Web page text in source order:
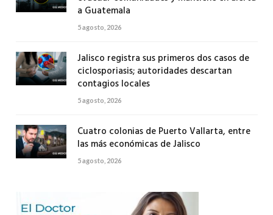
a Guatemala
5 agosto, 2026
Jalisco registra sus primeros dos casos de
ciclosporiasis; autoridades descartan
contagios locales
5 agosto, 2026
Cuatro colonias de Puerto Vallarta, entre
las más económicas de Jalisco
5 agosto, 2026